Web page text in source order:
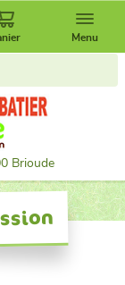
Brioude
Menu